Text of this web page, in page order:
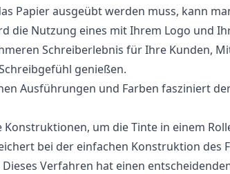
Papier ausgeübt werden muss, kann
die Nutzung eines mit Ihrem Logo und
Schreiberlebnis für Ihre Kunden,
genießen.
Ausführungen und Farben fasziniert
Konstruktionen, um die Tinte in einem
bei der einfachen Konstruktion des
Dieses Verfahren hat einen